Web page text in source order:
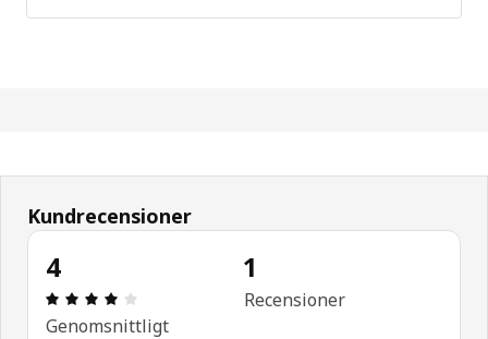
Kundrecensioner
4
Recension: 4 utav 5 stjärnor. Totalt antal
Genomsnittligt
1
Recensioner